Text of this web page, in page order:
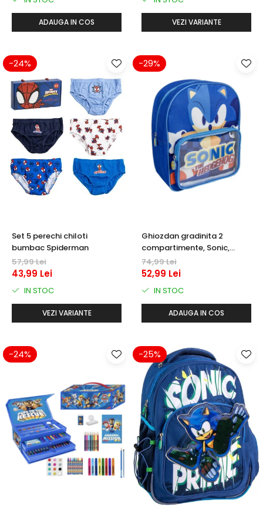
ADAUGA IN COS VEZI VARIANTE
-24%
Set 5 perechi chiloti
bumbac Spiderman
57,99 Lei
43,99 Lei
IN STOC
VEZI VARIANTE
-29%
Ghiozdan gradinita 2
compartimente, Sonic,
30x25x12 cm
74,99 Lei
52,99 Lei
IN STOC
ADAUGA IN COS
-24% -25%